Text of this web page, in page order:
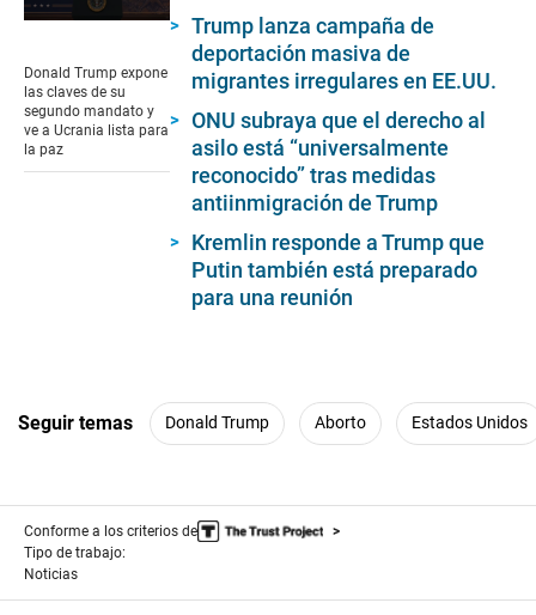
of
1
minute,
41
seconds
Donald Trump expone
las claves de su
segundo mandato y
ve a Ucrania lista para
la paz
Trump lanza campaña de
deportación masiva de
migrantes irregulares en EE.UU.
ONU subraya que el derecho al
asilo está “universalmente
reconocido” tras medidas
antiinmigración de Trump
Kremlin responde a Trump que
Putin también está preparado
para una reunión
Seguir temas Donald Trump Aborto Estados Unidos
Conforme a los criterios de
Tipo de trabajo:
Noticias